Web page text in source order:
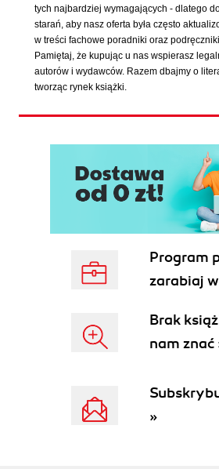
tych najbardziej wymagających - dlatego
starań, aby nasz oferta była często
w treści fachowe poradniki oraz
Pamiętaj, że kupując u nas wspierasz
autorów i wydawców. Razem dbajmy o
tworząc rynek książki.
Program
zarabiaj
Brak
nam znać
»